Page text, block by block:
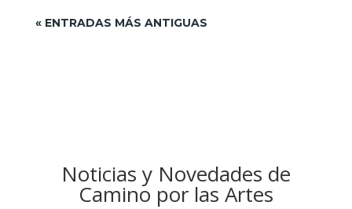
« ENTRADAS MÁS ANTIGUAS
Noticias y Novedades de
Camino por las Artes